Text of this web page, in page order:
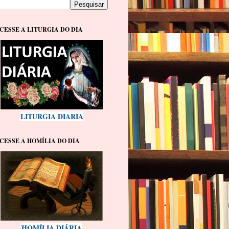
A LITURGIA DO DIA
LITURGIA DIARIA
A HOMÍLIA DO DIA